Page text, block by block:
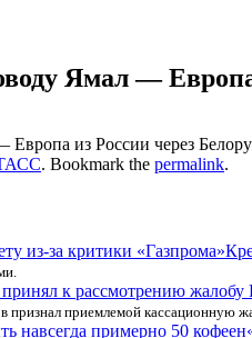
Ямал —
Европа из России через
. Bookmark the permalink.
признал приемлемой кассационную